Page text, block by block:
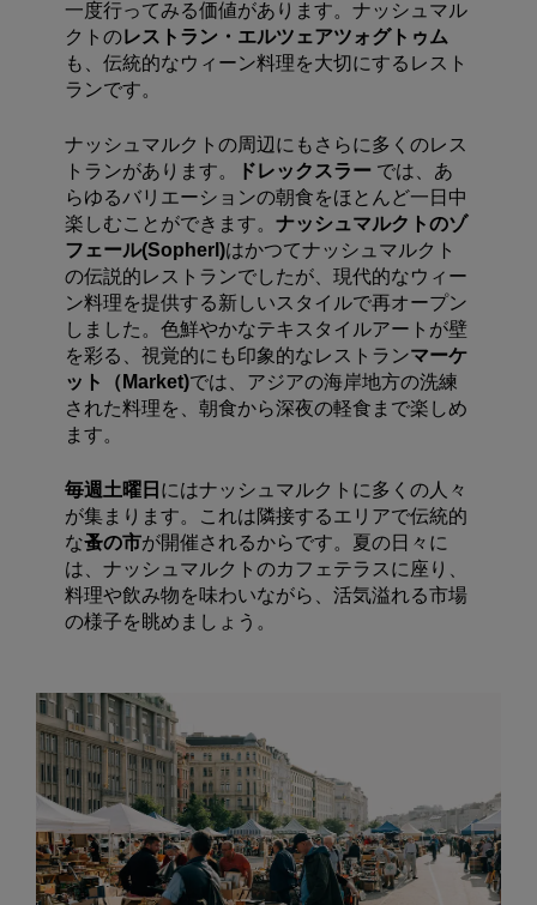
一度行ってみる価値があります。 ナッシュマル
クトのレストラン・エルツェアツォグトゥム
も、伝統的なウィーン料理を大切にするレスト
ランです。
ナッシュマルクトの周辺にもさらに多くのレス
トランがあります。
ドレックスラー では、あ
らゆるバリエーションの朝食をほとんど一日中
楽しむことができます。 ナッシュマルクトのゾ
フェール(Sopherl)はかつてナッシュマルクト
の伝説的レストランでしたが、現代的なウィー
ン料理を提供する新しいスタイルで再オープン
しました。色鮮やかなテキスタイルアートが壁
を彩る、視覚的にも印象的なレストランマーケ
ット（ Market)では、アジアの海岸地方の洗練
された料理を、朝食から深夜の軽食まで楽しめ
ます。
毎週土曜日 にはナッシュマルクトに多くの人々
が集まります。これは隣接するエリアで伝統的
な蚤の市が開催されるからです。夏の日々に
は、ナッシュマルクトのカフェテラスに座り、
料理や飲み物を味わいながら、活気溢れる市場
の様子を眺めましょう。